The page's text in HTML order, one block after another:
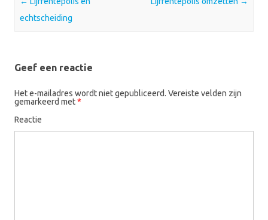
echtscheiding
Geef een reactie
Het e-mailadres wordt niet gepubliceerd. Vereiste velden zijn
gemarkeerd met*
Reactie